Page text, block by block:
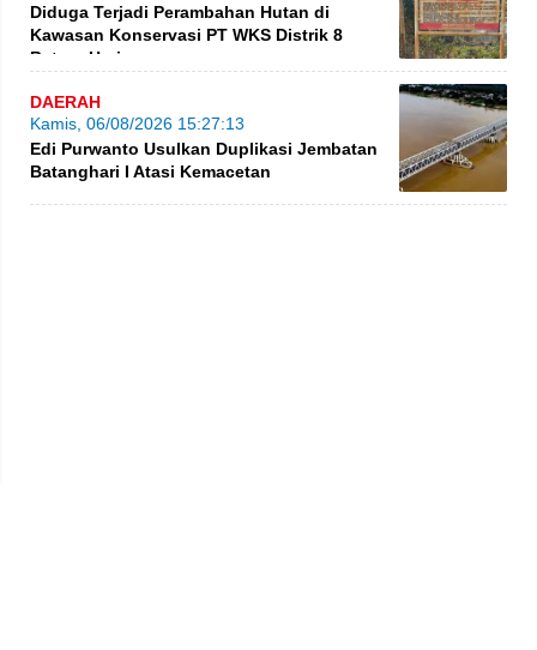
Diduga Terjadi Perambahan Hutan di
Kawasan Konservasi PT WKS Distrik 8
BatangHari
DAERAH
Kamis, 06/08/2026 15:27:13
Edi Purwanto Usulkan Duplikasi Jembatan
Batanghari I Atasi Kemacetan